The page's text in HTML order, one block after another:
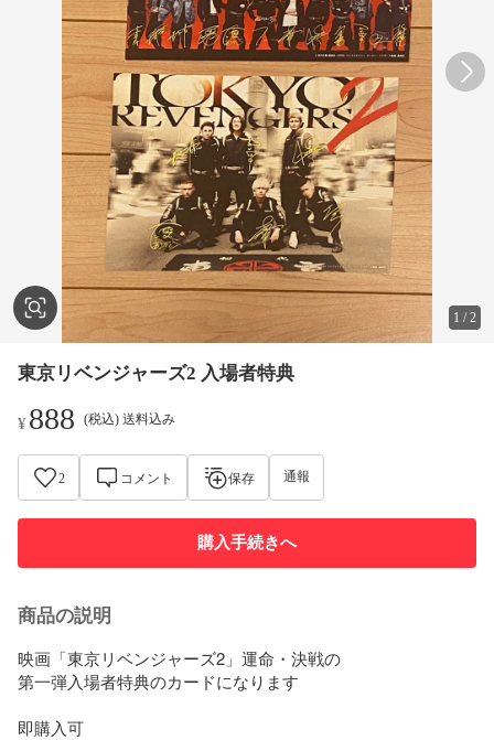
1 /2
東京リベンジャーズ2 入場者特典
¥888 (税込) 送料込み
2 コメント 保存 通報
購入手続きへ
商品の説明
映画「東京リベンジャーズ2」運命・決戦の
第一弾入場者特典のカードになります
即購入可